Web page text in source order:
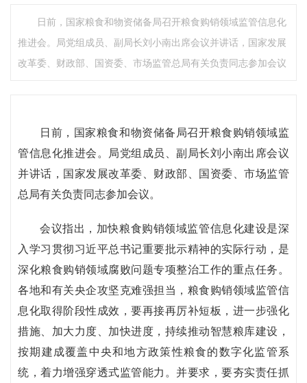
日前，国家粮食和物资储备局召开粮食购销领域监管信息化
推进会。局党组成员、副局长刘小南出席会议并讲话，国家发展
改革委、财政部、国资委、市场监管总局有关负责同志参加会议
日前，国家粮食和物资储备局召开粮食购销领域监
管信息化推进会。局党组成员、副局长刘小南出席会议
并讲话，国家发展改革委、财政部、国资委、市场监管
总局有关负责同志参加会议。
会议指出，加快粮食购销领域监管信息化建设是深
入学习贯彻习近平总书记重要批示精神的实际行动，是
深化粮食购销领域腐败问题专项整治工作的重点任务。
各地和有关央企攻坚克难强担当，粮食购销领域监管信
息化取得阶段性成效，要再接再厉补短板，进一步强化
措施、加大力度、加快进度，持续推动智慧粮库建设，
按期建成覆盖中央和地方政策性粮食的数字化监管系
统，着力增强穿透式监管能力。并要求，要夯实责任抓